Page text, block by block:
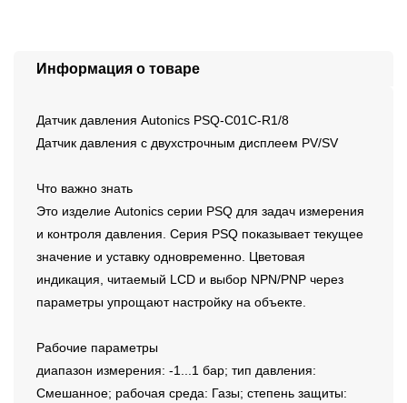
Информация о товаре
Датчик давления Autonics PSQ-C01C-R1/8
Датчик давления с двухстрочным дисплеем PV/SV
Что важно знать
Это изделие Autonics серии PSQ для задач измерения
и контроля давления. Серия PSQ показывает текущее
значение и уставку одновременно. Цветовая
индикация, читаемый LCD и выбор NPN/PNP через
параметры упрощают настройку на объекте.
Рабочие параметры
диапазон измерения: -1...1 бар; тип давления:
Смешанное; рабочая среда: Газы; степень защиты: